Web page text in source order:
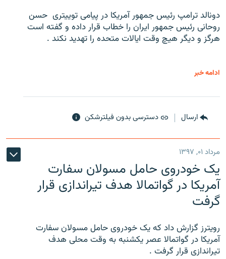
دونالد ترامپ رئیس جمهور آمریکا در پیامی توییتری ‌ حسن
روحانی رئیس جمهور ایران را خطاب قرار داده و گفته است
هرگز و دیگر هیچ وقت ایالات متحده را تهدید نکند .
ادامه خبر
ارسال دسترسی بدون فیلترشکن
مرداد ۰۱, ۱۳۹۷
یک خودروی حامل مسولان سفارت
آمریکا در گواتمالا هدف تیراندازی قرار
گرفت
رویترز گزارش داد که یک خودروی حامل مسولان سفارت
آمریکا در گواتمالا عصر یکشنبه به وقت محلی هدف
تیراندازی قرار گرفت .